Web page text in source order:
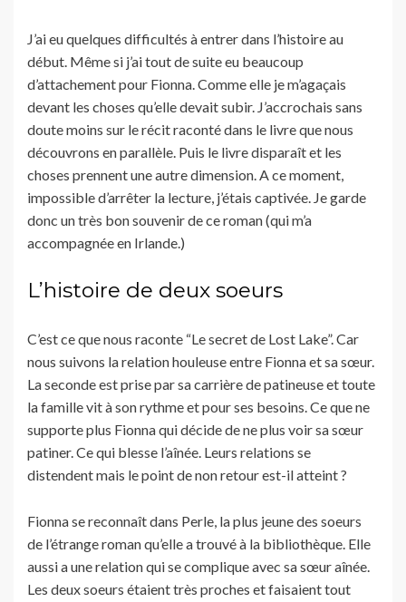
J’ai eu quelques difficultés à entrer dans l’histoire au
début. Même si j’ai tout de suite eu beaucoup
d’attachement pour Fionna. Comme elle je m’agaçais
devant les choses qu’elle devait subir. J’accrochais sans
doute moins sur le récit raconté dans le livre que nous
découvrons en parallèle. Puis le livre disparaît et les
choses prennent une autre dimension. A ce moment,
impossible d’arrêter la lecture, j’étais captivée. Je garde
donc un très bon souvenir de ce roman (qui m’a
accompagnée en Irlande.)
L’histoire de deux soeurs
C’est ce que nous raconte “Le secret de Lost Lake”. Car
nous suivons la relation houleuse entre Fionna et sa sœur.
La seconde est prise par sa carrière de patineuse et toute
la famille vit à son rythme et pour ses besoins. Ce que ne
supporte plus Fionna qui décide de ne plus voir sa sœur
patiner. Ce qui blesse l’aînée. Leurs relations se
distendent mais le point de non retour est-il atteint ?
Fionna se reconnaît dans Perle, la plus jeune des soeurs
de l’étrange roman qu’elle a trouvé à la bibliothèque. Elle
aussi a une relation qui se complique avec sa sœur aînée.
Les deux soeurs étaient très proches et faisaient tout